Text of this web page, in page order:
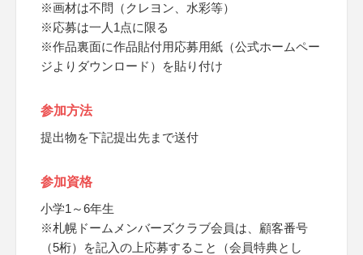
※画材は不問（クレヨン、水彩等）
※応募は一人1点に限る
※作品裏面に作品貼付用応募用紙（公式ホームペー
ジよりダウンロード）を貼り付け
参加方法
提出物を下記提出先まで送付
参加資格
小学1～6年生
※札幌ドームメンバーズクラブ会員は、顧客番号
（5桁）を記入の上応募すること（会員特典とし